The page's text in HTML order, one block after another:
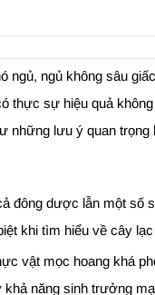
ngủ không sâu
thực sự hiệu quả
những lưu ý quan trọng
đông dược lẫn một số
khi tìm hiểu về cây
vật mọc hoang khá
năng sinh trưởng